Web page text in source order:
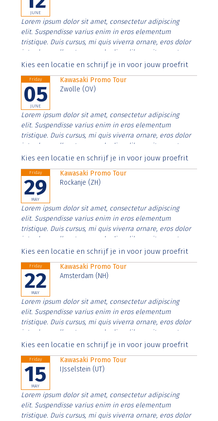
JUNE
Lorem ipsum dolor sit amet, consectetur adipiscing
elit. Suspendisse varius enim in eros elementum
tristique. Duis cursus, mi quis viverra ornare, eros dolor
interdum nulla, ut commodo diam libero vitae erat.
Aenean faucibus nibh et justo cursus id rutrum lorem
Kies een locatie en schrijf je in voor jouw proefrit
Friday
05
JUNE
Kawasaki Promo Tour
Zwolle (OV)
Lorem ipsum dolor sit amet, consectetur adipiscing
elit. Suspendisse varius enim in eros elementum
tristique. Duis cursus, mi quis viverra ornare, eros dolor
interdum nulla, ut commodo diam libero vitae erat.
Aenean faucibus nibh et justo cursus id rutrum lorem
Kies een locatie en schrijf je in voor jouw proefrit
Friday
29
MAY
Kawasaki Promo Tour
Rockanje (ZH)
Lorem ipsum dolor sit amet, consectetur adipiscing
elit. Suspendisse varius enim in eros elementum
tristique. Duis cursus, mi quis viverra ornare, eros dolor
interdum nulla, ut commodo diam libero vitae erat.
Aenean faucibus nibh et justo cursus id rutrum lorem
Kies een locatie en schrijf je in voor jouw proefrit
Friday
22
MAY
Kawasaki Promo Tour
Amsterdam (NH)
Lorem ipsum dolor sit amet, consectetur adipiscing
elit. Suspendisse varius enim in eros elementum
tristique. Duis cursus, mi quis viverra ornare, eros dolor
interdum nulla, ut commodo diam libero vitae erat.
Aenean faucibus nibh et justo cursus id rutrum lorem
Kies een locatie en schrijf je in voor jouw proefrit
Friday
15
MAY
Kawasaki Promo Tour
IJsselstein (UT)
Lorem ipsum dolor sit amet, consectetur adipiscing
elit. Suspendisse varius enim in eros elementum
tristique. Duis cursus, mi quis viverra ornare, eros dolor